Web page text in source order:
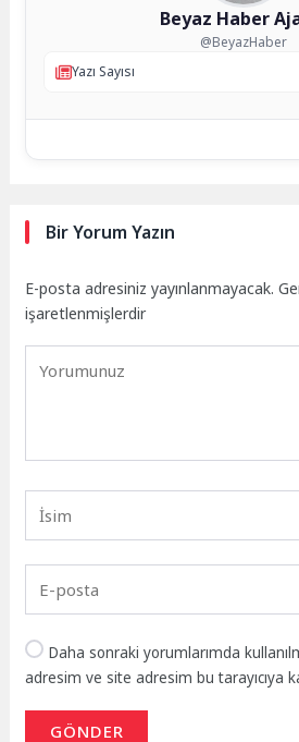
Beyaz Haber
@BeyazHaber
Yazı Sayısı
Bir Yorum Yazın
E-posta adresiniz yayınlanmayacak.
işaretlenmişlerdir
Daha sonraki yorumlarımda
adresim ve site adresim bu tarayıcıya
GÖNDER